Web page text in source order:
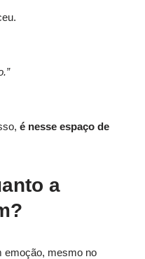
é nesse espaço de
a
emoção, mesmo no